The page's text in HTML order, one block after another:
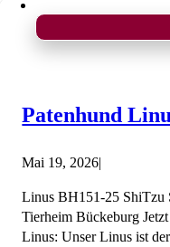
Patenhund
Mai 19, 2026|
Linus BH151-25 ShiTzu
Tierheim Bückeburg
Linus: Unser Linus ist